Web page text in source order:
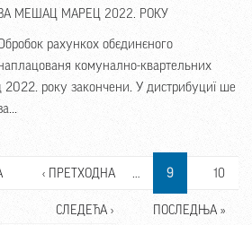
МЕШАЦ МАРЕЦ 2022. РОКУ
рахункох обєдинєного
комунално-квартельних
року закончени. У дистрибуциї ше
‹ ПРЕТХОДНА 9 10
СЛЕДЕЋА › ПОСЛЕДЊА »